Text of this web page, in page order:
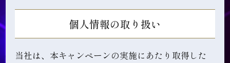
個人情報の取り扱い
当社は、本キャンペーンの実施にあたり取得した